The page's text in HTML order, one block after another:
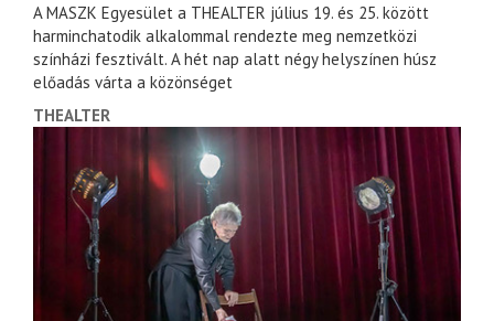
A MASZK Egyesület a THEALTER július 19. és 25. között
harminchatodik alkalommal rendezte meg nemzetközi
színházi fesztivált. A hét nap alatt négy helyszínen húsz
előadás várta a közönséget
THEALTER